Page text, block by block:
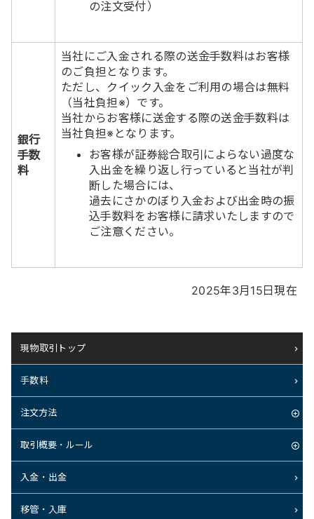
の注文受付）
銀行
手数
料
当社にご入金される際の送金手数料はお客様
のご負担となります。
ただし、クイック入金をご利用の場合は無料
（当社負担※）です。
当社からお客様に送金する際の送金手数料は
当社負担※となります。
お客様が証券総合取引によらない過度な
入出金を繰り返し行っていると当社が判
断した場合には、
過去にさかのぼり入金および出金時の振
込手数料をお客様に請求いたしますので
ご注意ください。
2025年3月15日現在
現物取引トップ
手数料
注文方法
取引概要・ルール
入金・出金
移管・入庫